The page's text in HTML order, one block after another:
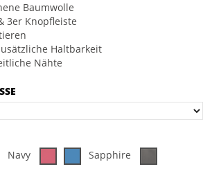
Baumwolle
3er Knopfleiste
Haltbarkeit
Nähte
Navy
Sapphire